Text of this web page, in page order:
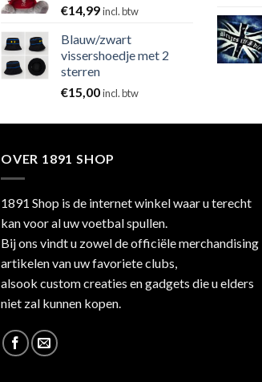
€14,99incl. btw
Blauw/zwart
vissershoedje met 2
sterren
€15,00incl. btw
OVER 1891 SHOP
1891 Shop is de internet winkel waar u terecht
kan voor al uw voetbal spullen.
Bij ons vindt u zowel de officiële merchandising
artikelen van uw favoriete clubs,
alsook custom creaties en gadgets die u elders
niet zal kunnen kopen.